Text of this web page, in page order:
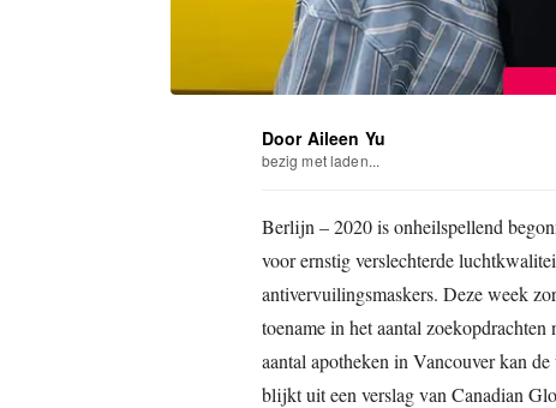
Door Aileen Yu
bezig met laden...
Berlijn – 2020 is onheilspellend
voor ernstig verslechterde
antivervuilingsmaskers. Deze week
toename in het aantal
aantal apotheken in Vancouver kan
blijkt uit een verslag van Canadian